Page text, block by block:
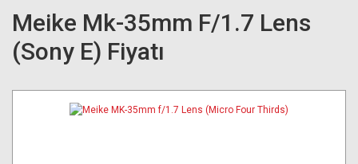
Canon R6 Mark IIIBundle Setler
Meike Mk-35mm F/1.7 Lens
(sony E) Fiyatı